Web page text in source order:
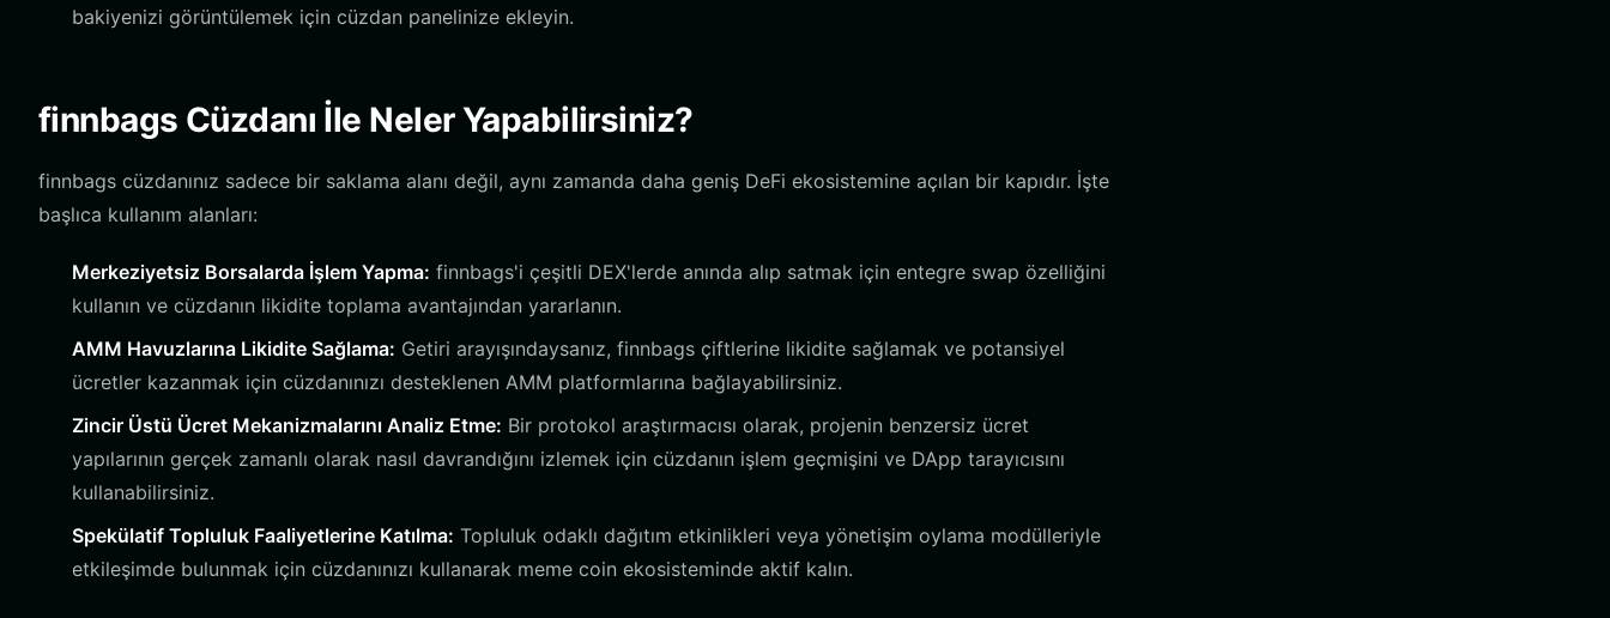
bakiyenizi görüntülemek için cüzdan panelinize ekleyin.
finnbags Cüzdanı İle Neler Yapabilirsiniz?
finnbags cüzdanınız sadece bir saklama alanı değil, aynı zamanda daha geniş DeFi ekosistemine açılan bir kapıdır. İşte
başlıca kullanım alanları:
Merkeziyetsiz Borsalarda İşlem Yapma: finnbags'i çeşitli DEX'lerde anında alıp satmak için entegre swap özelliğini
kullanın ve cüzdanın likidite toplama avantajından yararlanın.
AMM Havuzlarına Likidite Sağlama: Getiri arayışındaysanız, finnbags çiftlerine likidite sağlamak ve potansiyel
ücretler kazanmak için cüzdanınızı desteklenen AMM platformlarına bağlayabilirsiniz.
Zincir Üstü Ücret Mekanizmalarını Analiz Etme: Bir protokol araştırmacısı olarak, projenin benzersiz ücret
yapılarının gerçek zamanlı olarak nasıl davrandığını izlemek için cüzdanın işlem geçmişini ve DApp tarayıcısını
kullanabilirsiniz.
Spekülatif Topluluk Faaliyetlerine Katılma: Topluluk odaklı dağıtım etkinlikleri veya yönetişim oylama modülleriyle
etkileşimde bulunmak için cüzdanınızı kullanarak meme coin ekosisteminde aktif kalın.